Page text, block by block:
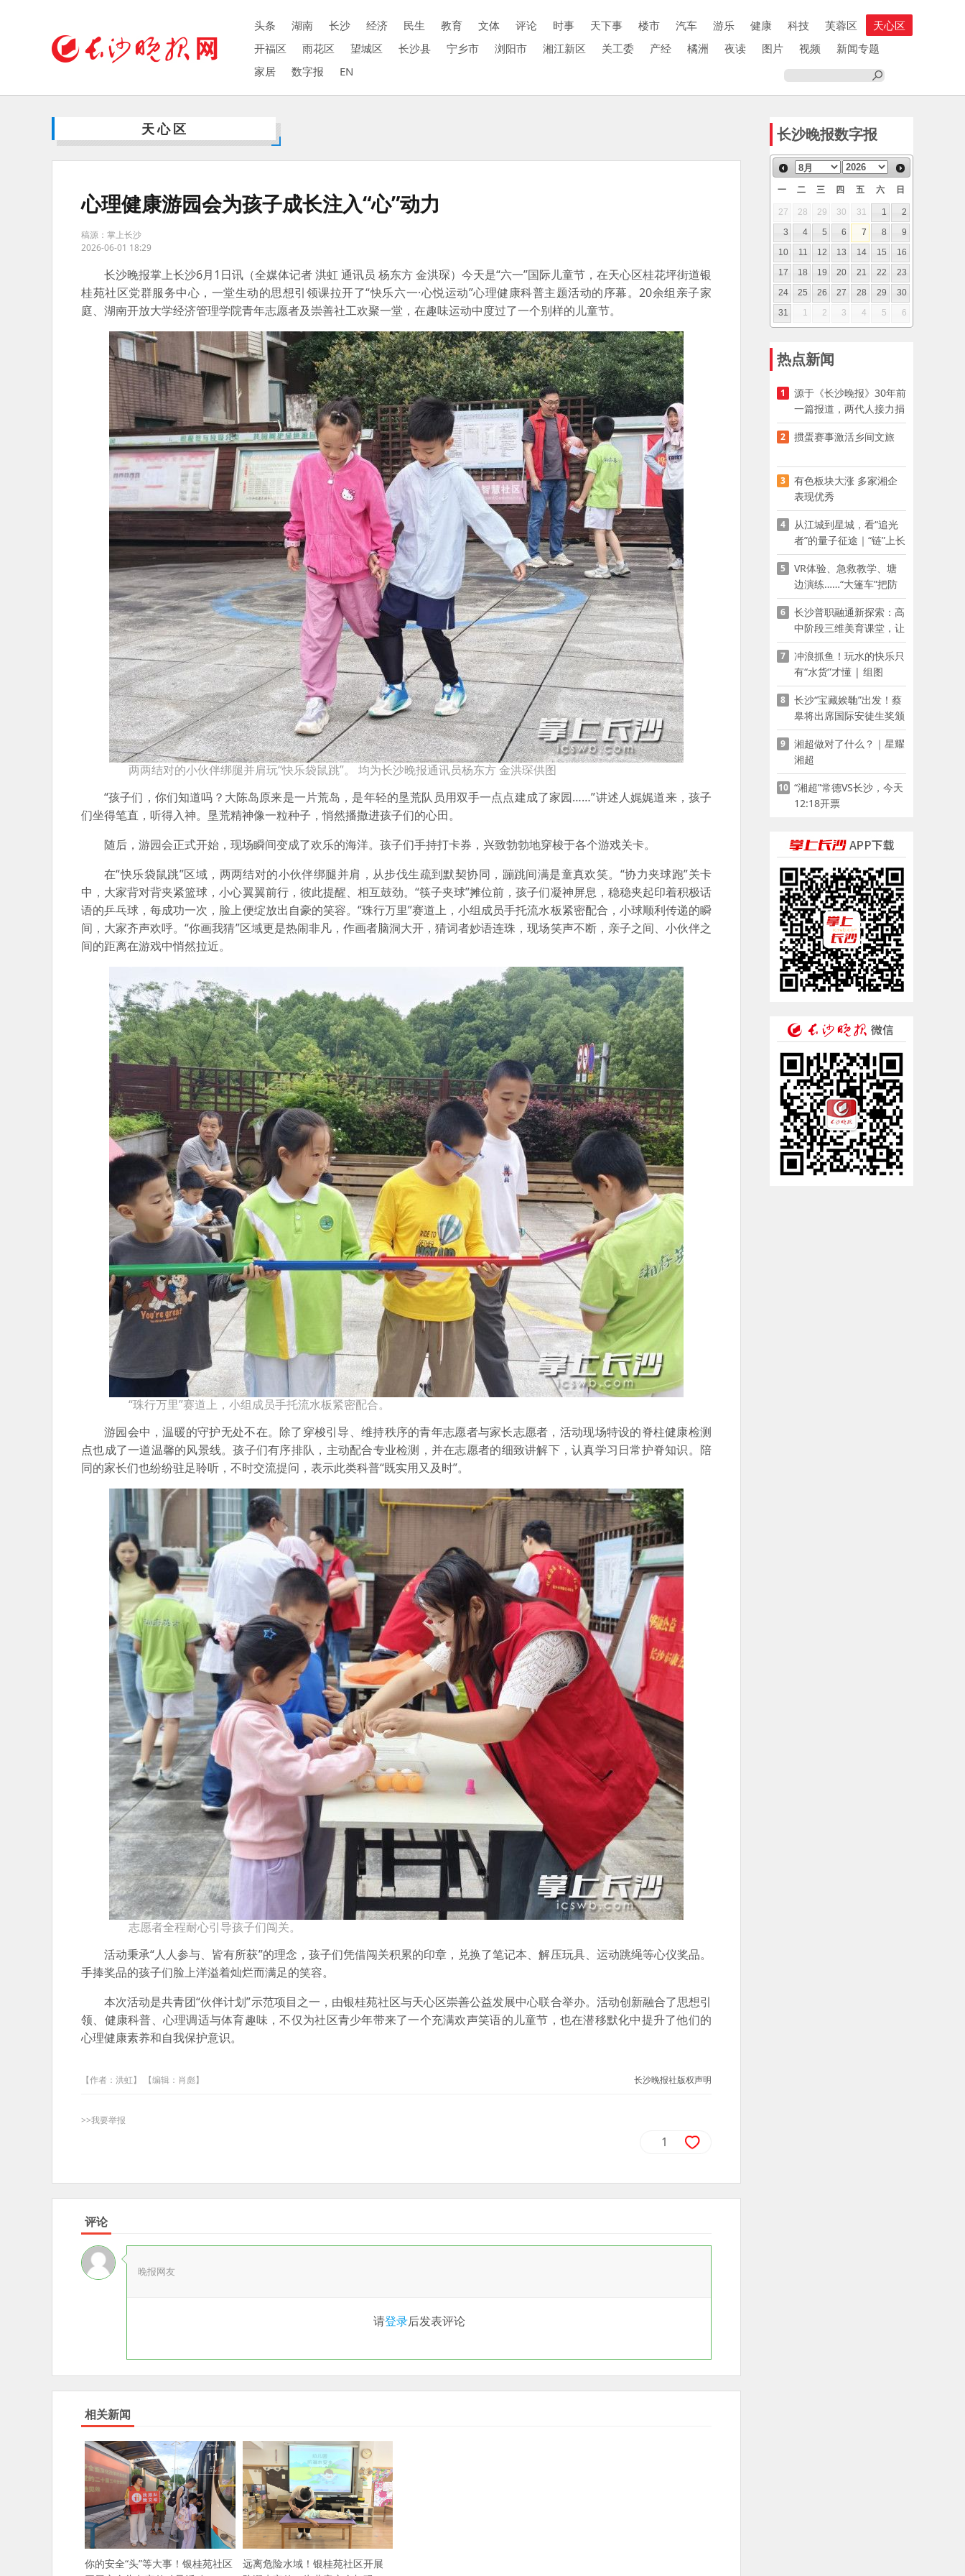
头条 湖南 长沙 经济 民生 教育 文体 评论 时事 天下事 楼市 汽车 游乐 健康 科技 芙蓉区
天心区
开福区
雨花区 望城区 长沙县 宁乡市 浏阳市 湘江新区 关工委 产经 橘洲 夜读 图片 视频
新闻专题
家居
数字报 EN
天心区
心理健康游园会为孩子成长注入“心”动力
稿源：掌上长沙
2026-06-01 18:29
长沙晚报掌上长沙6月1日讯（全媒体记者 洪虹 通讯员 杨东方 金洪琛） 今天是“六一”国际儿童节，在天心区桂花坪街道银
桂苑社区党群服务中心，一堂生动的思想引领课拉开了“快乐六一·心悦运动”心理健康科普主题活动的序幕。20余组亲子家
庭、湖南开放大学经济管理学院青年志愿者及崇善社工欢聚一堂，在趣味运动中度过了一个别样的儿童节。
两两结对的小伙伴绑腿并肩玩“快乐袋鼠跳”。 均为长沙晚报通讯员杨东方 金洪琛供图
“孩子们，你们知道吗？大陈岛原来是一片荒岛，是年轻的垦荒队员用双手一点点建成了家园……”讲述人娓娓道来，孩子
们坐得笔直，听得入神。垦荒精神像一粒种子，悄然播撒进孩子们的心田。
随后，游园会正式开始，现场瞬间变成了欢乐的海洋。孩子们手持打卡券，兴致勃勃地穿梭于各个游戏关卡。
在“快乐袋鼠跳”区域，两两结对的小伙伴绑腿并肩，从步伐生疏到默契协同，蹦跳间满是童真欢笑。“协力夹球跑”关卡
中，大家背对背夹紧篮球，小心翼翼前行，彼此提醒、相互鼓劲。“筷子夹球”摊位前，孩子们凝神屏息，稳稳夹起印着积极话
语的乒乓球，每成功一次，脸上便绽放出自豪的笑容。“珠行万里”赛道上，小组成员手托流水板紧密配合，小球顺利传递的瞬
间，大家齐声欢呼。“你画我猜”区域更是热闹非凡，作画者脑洞大开，猜词者妙语连珠，现场笑声不断，亲子之间、小伙伴之
间的距离在游戏中悄然拉近。
“珠行万里”赛道上，小组成员手托流水板紧密配合。
游园会中，温暖的守护无处不在。除了穿梭引导、维持秩序的青年志愿者与家长志愿者，活动现场特设的脊柱健康检测
点也成了一道温馨的风景线。孩子们有序排队，主动配合专业检测，并在志愿者的细致讲解下，认真学习日常护脊知识。陪
同的家长们也纷纷驻足聆听，不时交流提问，表示此类科普“既实用又及时”。
志愿者全程耐心引导孩子们闯关。
活动秉承“人人参与、皆有所获”的理念，孩子们凭借闯关积累的印章，兑换了笔记本、解压玩具、运动跳绳等心仪奖品。
手捧奖品的孩子们脸上洋溢着灿烂而满足的笑容。
本次活动是共青团“伙伴计划”示范项目之一，由银桂苑社区与天心区崇善公益发展中心联合举办。活动创新融合了思想引
领、健康科普、心理调适与体育趣味，不仅为社区青少年带来了一个充满欢声笑语的儿童节，也在潜移默化中提升了他们的
心理健康素养和自我保护意识。
【作者：洪虹】 【编辑：肖彪】 长沙晚报社版权声明
>>我要举报
1
评论
晚报网友
请登录后发表评论
相关新闻
你的安全“头”等大事！银桂苑社区
远离危险水域！银桂苑社区开展
长沙晚报数字报
一 二 三 四 五 六 日
27 28 29 30 31 1
2
3
4 5 6 7 8
9
10
11 12 13 14 15
16
17
18 19 20 21 22
23
24
25 26 27 28 29
30
31
1 2 3 4 5 6
热点新闻
1
源于《长沙晚报》30年前
一篇报道，两代人接力捐
资助学
2 掼蛋赛事激活乡间文旅
3
有色板块大涨 多家湘企
表现优秀
4
从江城到星城，看“追光
者”的量子征途｜“链”上长
沙 “才”够硬核
5
VR体验、急救教学、塘
边演练……“大篷车”把防
溺水课堂搬到乡村青少年
家门口
6
长沙普职融通新探索：高
中阶段三维美育课堂，让
少年向美而生
7
冲浪抓鱼！玩水的快乐只
有“水货”才懂 | 组图
8
长沙“宝藏娭毑”出发！蔡
皋将出席国际安徒生奖颁
奖典礼并领奖
9
湘超做对了什么？｜星耀
湘超
10 “湘超”常德VS长沙，今天
12:18开票